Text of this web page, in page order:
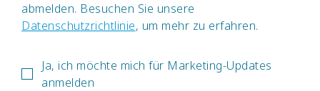
abmelden. Besuchen Sie unsere
Datenschutzrichtlinie, um mehr zu erfahren.
Ja, ich möchte mich für Marketing-Updates
anmelden